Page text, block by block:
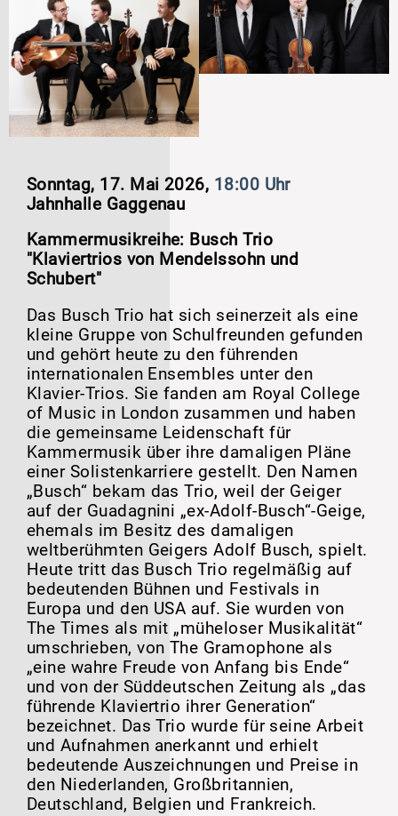
Sonntag, 17. Mai 2026, 18:00 Uhr
Jahnhalle Gaggenau
Kammermusikreihe: Busch Trio
"Klaviertrios von Mendelssohn und
Schubert"
Das Busch Trio hat sich seinerzeit als eine
kleine Gruppe von Schulfreunden gefunden
und gehört heute zu den führenden
internationalen Ensembles unter den
Klavier-Trios. Sie fanden am Royal College
of Music in London zusammen und haben
die gemeinsame Leidenschaft für
Kammermusik über ihre damaligen Pläne
einer Solistenkarriere gestellt. Den Namen
„Busch“ bekam das Trio, weil der Geiger
auf der Guadagnini „ex-Adolf-Busch“-Geige,
ehemals im Besitz des damaligen
weltberühmten Geigers Adolf Busch, spielt.
Heute tritt das Busch Trio regelmäßig auf
bedeutenden Bühnen und Festivals in
Europa und den USA auf. Sie wurden von
The Times als mit „müheloser Musikalität“
umschrieben, von The Gramophone als
„eine wahre Freude von Anfang bis Ende“
und von der Süddeutschen Zeitung als „das
führende Klaviertrio ihrer Generation“
bezeichnet. Das Trio wurde für seine Arbeit
und Aufnahmen anerkannt und erhielt
bedeutende Auszeichnungen und Preise in
den Niederlanden, Großbritannien,
Deutschland, Belgien und Frankreich.